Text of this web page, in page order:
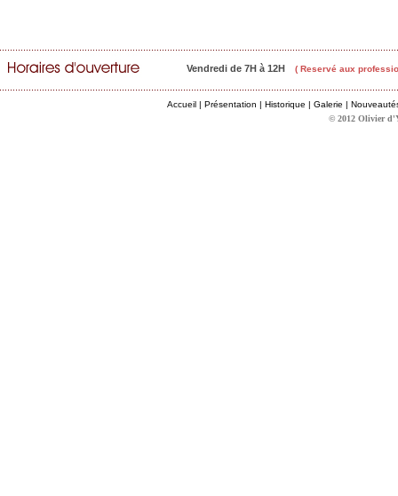
Vendredi de 7H à 12H ( Reservé aux
Accueil | Présentation | Historique | Galerie |
© 2012 Olivier